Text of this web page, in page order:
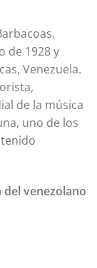
de 1928 y
Venezuela.
de la música
uno de los
del venezolano